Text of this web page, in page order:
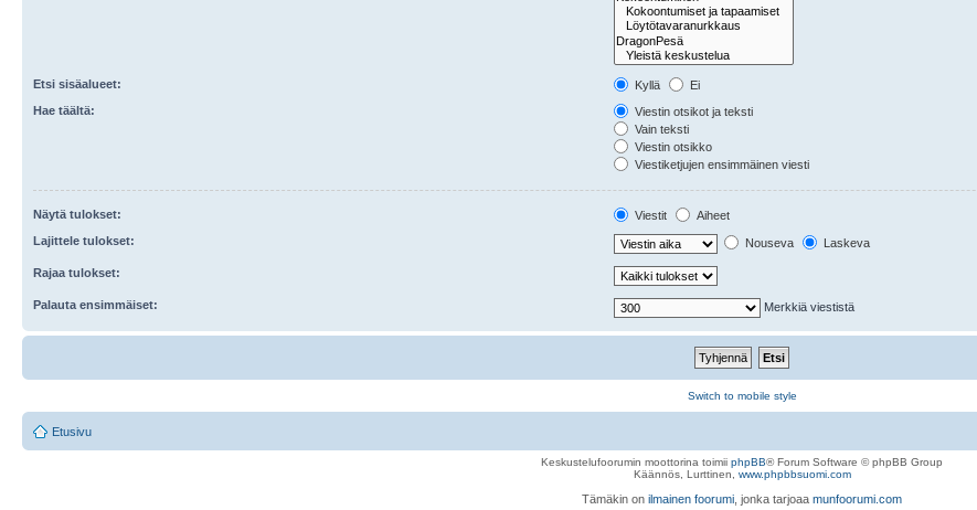
Etsi sisäalueet: Kyllä
Ei
Hae täältä:
Viestin otsikot ja teksti
Vain teksti
Viestin otsikko
Viestiketjujen ensimmäinen viesti
Näytä tulokset: Viestit
Aiheet
Lajittele tulokset:
Nouseva Laskeva
Rajaa tulokset:
Palauta ensimmäiset: Merkkiä viestistä
Switch to mobile style
Etusivu
Keskustelufoorumin moottorina toimii phpBB® Forum Software © phpBB Group
Käännös, Lurttinen, www.phpbbsuomi.com
Tämäkin on ilmainen foorumi , jonka tarjoaa munfoorumi.com